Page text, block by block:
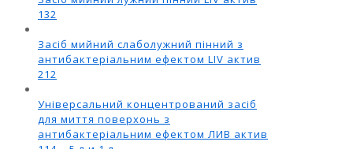
132
Засіб мийний слаболужний пінний з
антибактеріальним ефектом LIV актив
212
Універсальний концентрований засіб
для миття поверхонь з
антибактеріальним ефектом ЛИВ актив